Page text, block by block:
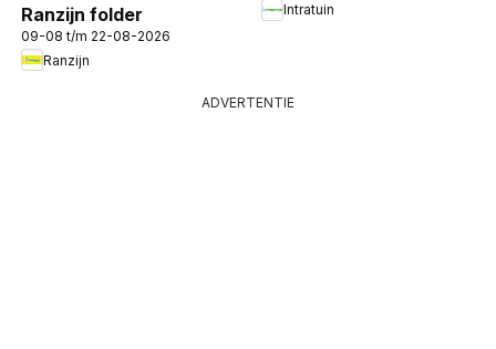
Ranzijn folder
09-08 t/m 22-08-2026
Ranzijn
Intratuin
ADVERTENTIE